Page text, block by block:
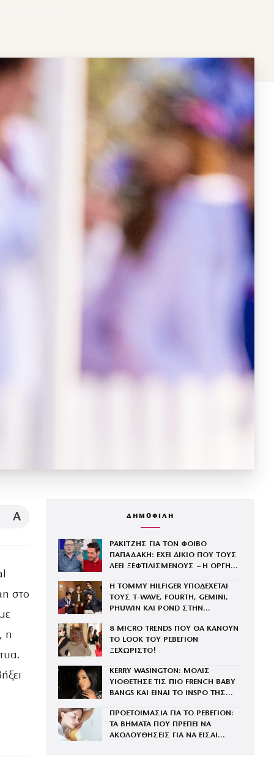
A
στο
η
ΔΗΜΟΦΙΛΗ
ΡΑΚΙΤΖΗΣ ΓΙΑ ΤΟΝ ΦΟΙΒΟ
ΠΑΠΑΔΑΚΗ: ΕΧΕΙ ΔΙΚΙΟ ΠΟΥ ΤΟΥΣ
ΛΕΕΙ ΞΕΦΤΙΛΙΣΜΕΝΟΥΣ – Η ΟΡΓΗ
Η TOMMY HILFIGER ΥΠΟΔΕΧΕΤΑΙ
ΤΟΥΣ Τ-WAVE, FOURTH, GEMINI,
PHUWIN ΚΑΙ POND ΣΤΗΝ
8 MICRO TRENDS ΠΟΥ ΘΑ ΚΑΝΟΥΝ
ΤΟ LOOK ΤΟΥ ΡΕΒΕΓΙΟΝ
ΞΕΧΩΡΙΣΤΟ!
KERRY WASINGTON: ΜΟΛΙΣ
ΥΙΟΘΕΤΗΣΕ ΤΙΣ ΠΙΟ FRENCH BABY
BANGS ΚΑΙ ΕΙΝΑΙ ΤΟ INSPO ΤΗΣ
ΠΡΟΕΤΟΙΜΑΣΙΑ ΓΙΑ ΤΟ ΡΕΒΕΓΙΟΝ:
ΤΑ ΒΗΜΑΤΑ ΠΟΥ ΠΡΕΠΕΙ ΝΑ
ΑΚΟΛΟΥΘΗΣΕΙΣ ΓΙΑ ΝΑ ΕΙΣΑΙ